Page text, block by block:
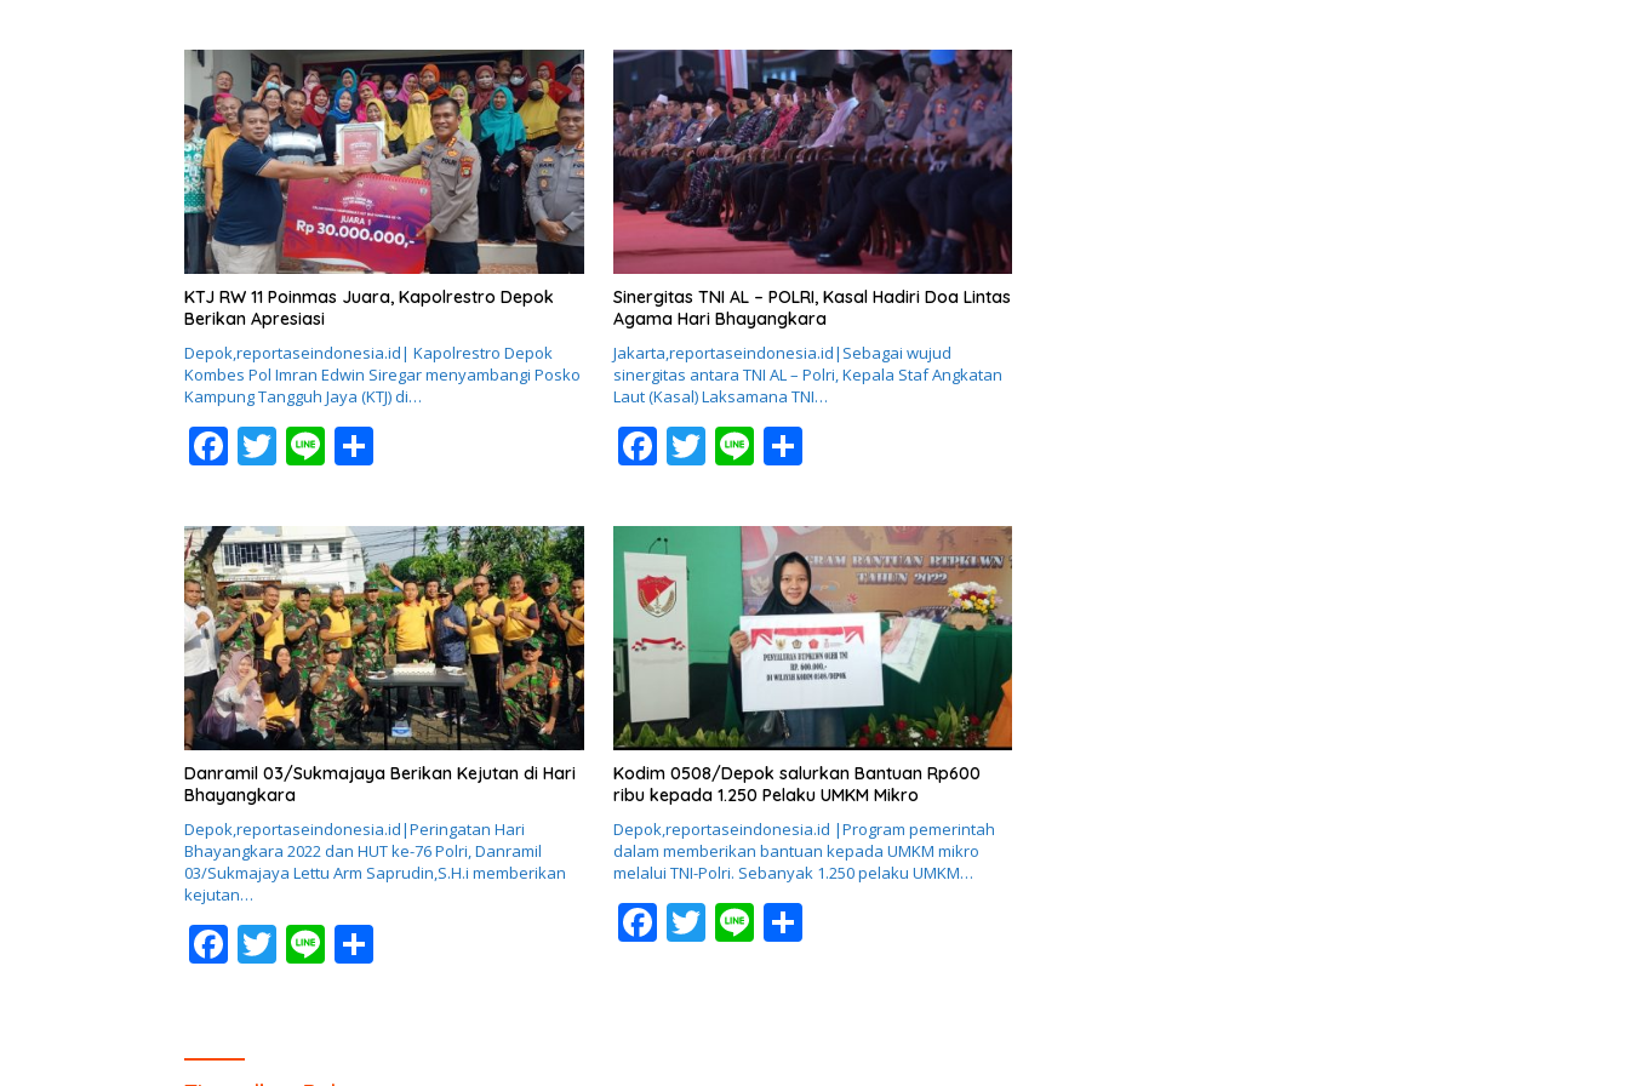
e
b
o
o
k
itt
er
e ar
e
e
b
o
o
k
itt
er
e ar
e
KTJ RW 11 Poinmas Juara, Kapolrestro Depok
Berikan Apresiasi
Depok,reportaseindonesia.id| Kapolrestro Depok
Kombes Pol Imran Edwin Siregar menyambangi Posko
Kampung Tangguh Jaya (KTJ) di…
F
e
b
o
o
k
T
itt
er
Li
e ar
e
Sinergitas TNI AL – POLRI, Kasal Hadiri Doa Lintas
Agama Hari Bhayangkara
Jakarta,reportaseindonesia.id|Sebagai wujud
sinergitas antara TNI AL – Polri, Kepala Staf Angkatan
Laut (Kasal) Laksamana TNI…
F
e
b
o
o
T
itt
er
Li
e
S
ar
e
Danramil 03/Sukmajaya Berikan Kejutan di Hari
Bhayangkara
Depok,reportaseindonesia.id|Peringatan Hari
Bhayangkara 2022 dan HUT ke-76 Polri, Danramil
03/Sukmajaya Lettu Arm Saprudin,S.H.i memberikan
kejutan…
F
b
T Li
Kodim 0508/Depok salurkan Bantuan Rp600
ribu kepada 1.250 Pelaku UMKM Mikro
Depok,reportaseindonesia.id |Program pemerintah
dalam memberikan bantuan kepada UMKM mikro
melalui TNI-Polri. Sebanyak 1.250 pelaku UMKM…
F T Li S